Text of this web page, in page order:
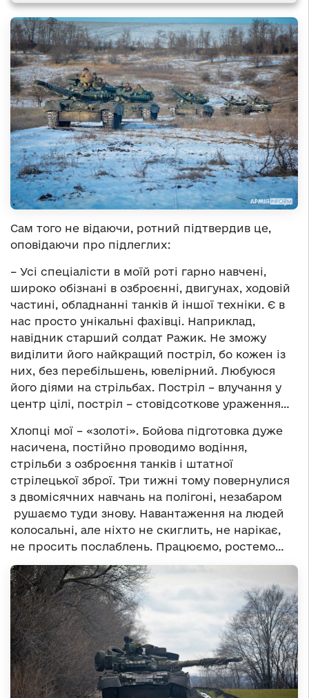
Сам того не відаючи, ротний підтвердив це,
оповідаючи про підлеглих:
– Усі спеціалісти в моїй роті гарно навчені,
широко обізнані в озброєнні, двигунах, ходовій
частині, обладнанні танків й іншої техніки. Є в
нас просто унікальні фахівці. Наприклад,
навідник старший солдат Ражик. Не зможу
виділити його найкращий постріл, бо кожен із
них, без перебільшень, ювелірний. Любуюся
його діями на стрільбах. Постріл – влучання у
центр цілі, постріл – стовідсоткове ураження…
Хлопці мої – «золоті». Бойова підготовка дуже
насичена, постійно проводимо водіння,
стрільби з озброєння танків і штатної
стрілецької зброї. Три тижні тому повернулися
з двомісячних навчань на полігоні, незабаром
рушаємо туди знову. Навантаження на людей
колосальні, але ніхто не скиглить, не нарікає,
не просить послаблень. Працюємо, ростемо…